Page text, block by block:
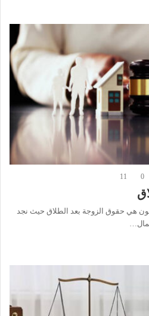
0
11
هي حقوق الزوجة بعد الطلاق حيث نجد